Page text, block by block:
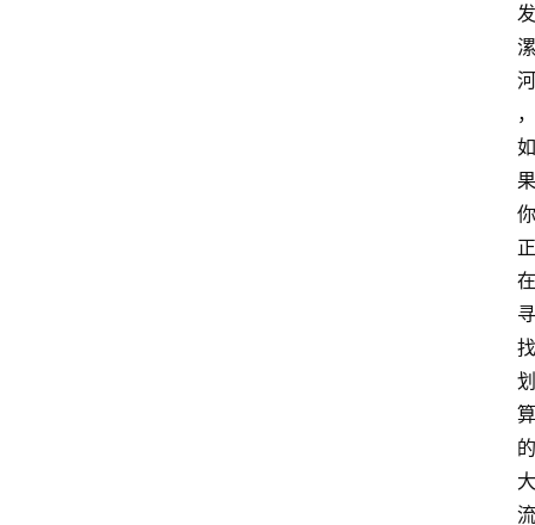
发
漯
河
，
如
果
你
正
在
寻
找
划
算
的
大
流